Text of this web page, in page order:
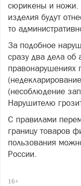
сюрикены и ножи.
изделия будут
то
За подобное
сразу два дела об
(несоблюдение
Нарушителю
С правилами
границу товаров
пользования
России.
16+